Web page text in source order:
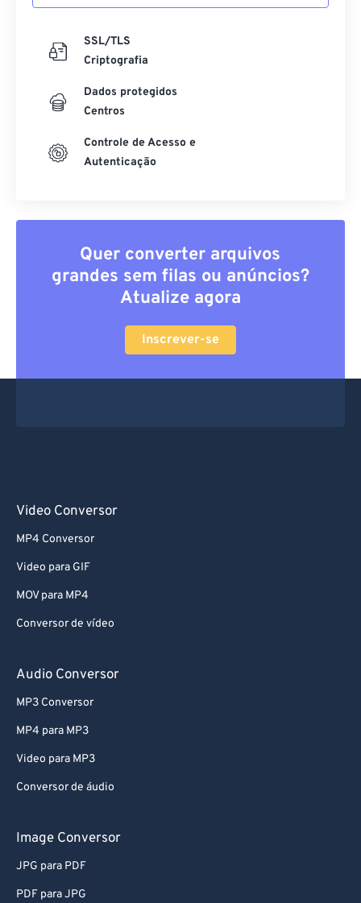
SSL/TLS
Criptografia
Dados protegidos
Centros
Controle de Acesso e
Autenticação
Quer converter arquivos
grandes sem filas ou anúncios?
Atualize agora
Inscrever-se
Video Conversor
MP4 Conversor
Video para GIF
MOV para MP4
Conversor de vídeo
Audio Conversor
MP3 Conversor
MP4 para MP3
Video para MP3
Conversor de áudio
Image Conversor
JPG para PDF
PDF para JPG